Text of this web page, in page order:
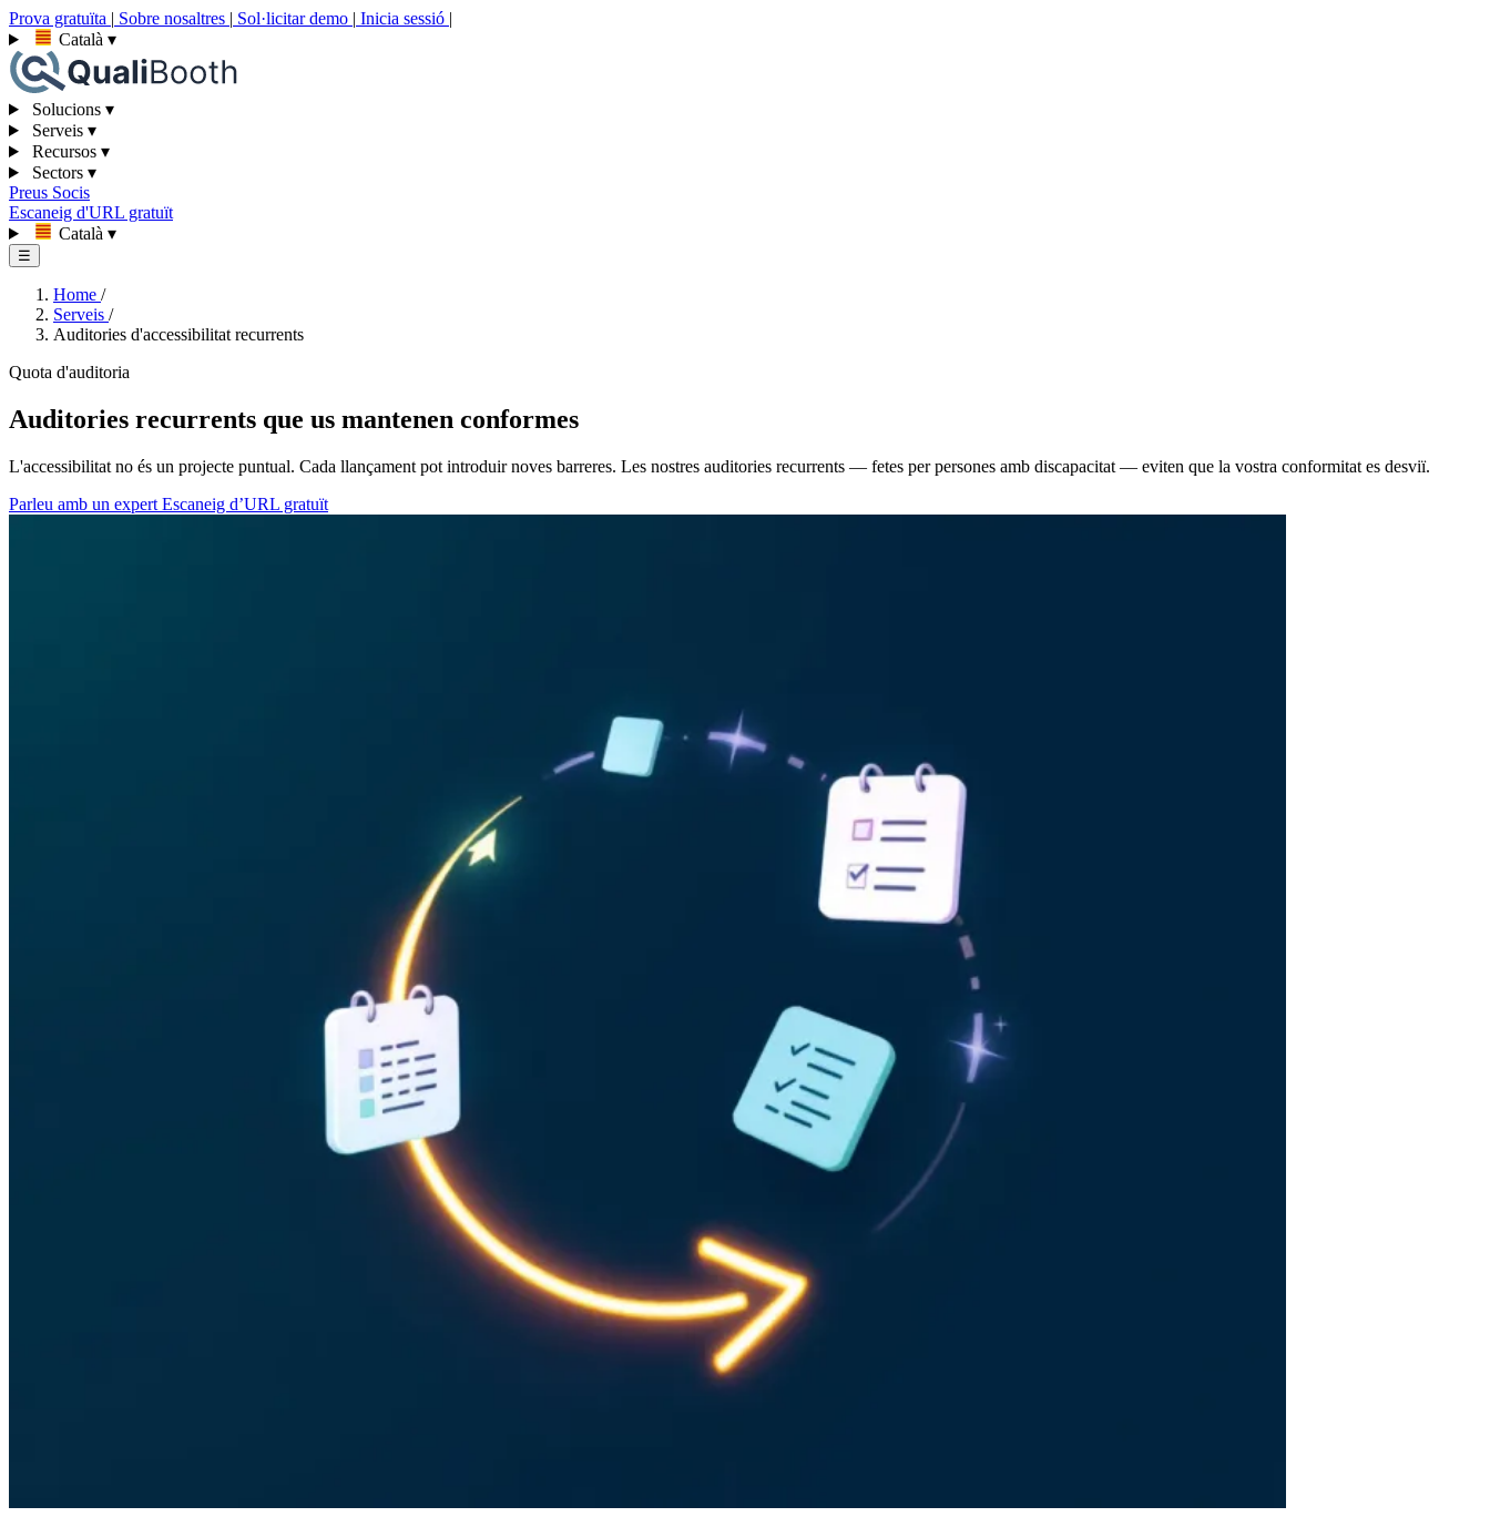
Prova gratuïta | Sobre nosaltres | Sol·licitar demo | Inicia sessió |
Català ▾
Solucions ▾
Serveis ▾
Recursos ▾
Sectors ▾
Preus Socis
Escaneig d'URL gratuït
Català ▾
☰
Home /
Serveis /
Auditories d'accessibilitat recurrents
Quota d'auditoria
Auditories recurrents que us mantenen conformes
L'accessibilitat no és un projecte puntual. Cada llançament pot introduir noves barreres. Les nostres auditories recurrents — fetes per persones amb discapacitat — eviten que la vostra conformitat es desviï.
Parleu amb un expert Escaneig d’URL gratuït